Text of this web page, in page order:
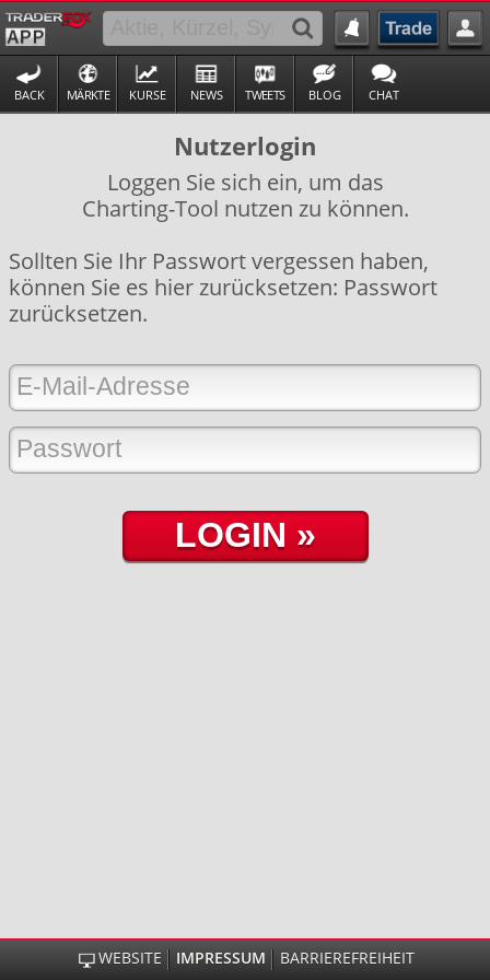
BACK MÄRKTE KURSE NEWS TWEETS BLOG CHAT
Nutzerlogin
Loggen Sie sich ein, um das
Charting-Tool nutzen zu können.
Sollten Sie Ihr Passwort vergessen haben,
können Sie es hier zurücksetzen: Passwort
zurücksetzen.
WEBSITE IMPRESSUM BARRIEREFREIHEIT